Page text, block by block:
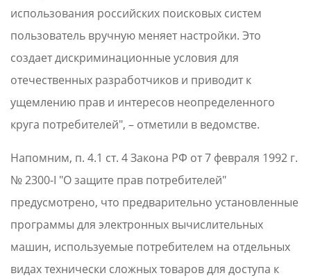
использования российских поисковых систем
пользователь вручную меняет настройки. Это
создает дискриминационные условия для
отечественных разработчиков и приводит к
ущемлению прав и интересов неопределенного
круга потребителей", – отметили в ведомстве.
Напомним, п. 4.1 ст. 4 Закона РФ от 7 февраля 1992 г.
№ 2300-I "О защите прав потребителей"
предусмотрено, что предварительно установленные
программы для электронных вычислительных
машин, используемые потребителем на отдельных
видах технически сложных товаров для доступа к